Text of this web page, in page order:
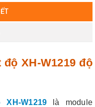
XH-W1219 độ
W1219 là module